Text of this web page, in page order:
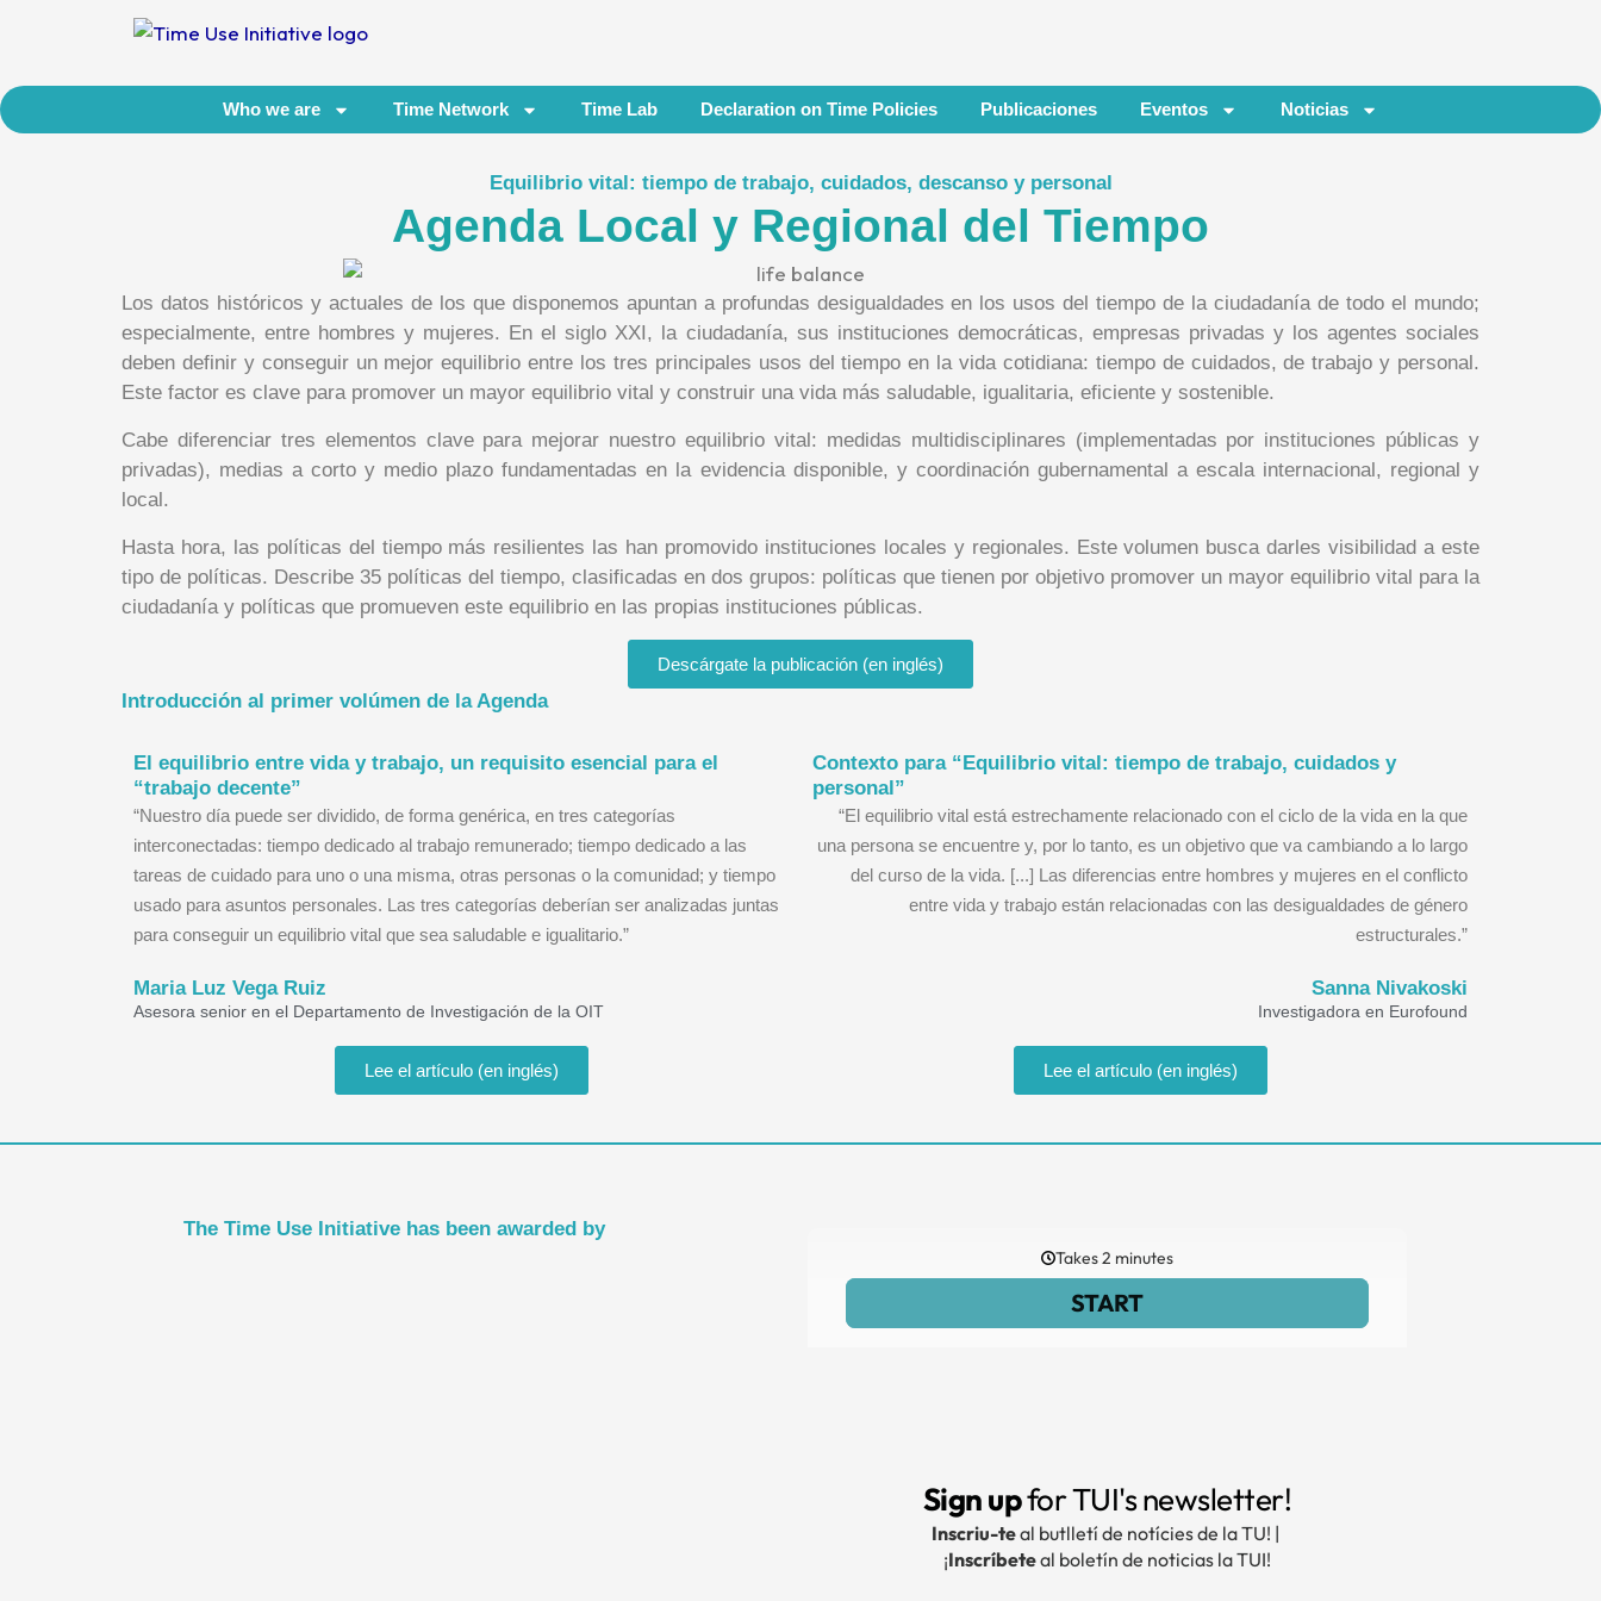
Who we are Time Network Time Lab Declaration on Time Policies Publicaciones Eventos Noticias
Equilibrio vital: tiempo de trabajo, cuidados, descanso y personal
Agenda Local y Regional del Tiempo
Los datos históricos y actuales de los que disponemos apuntan a profundas desigualdades en los usos del tiempo de la ciudadanía de todo el mundo;
especialmente, entre hombres y mujeres. En el siglo XXI, la ciudadanía, sus instituciones democráticas, empresas privadas y los agentes sociales
deben definir y conseguir un mejor equilibrio entre los tres principales usos del tiempo en la vida cotidiana: tiempo de cuidados, de trabajo y personal.
Este factor es clave para promover un mayor equilibrio vital y construir una vida más saludable, igualitaria, eficiente y sostenible.
Cabe diferenciar tres elementos clave para mejorar nuestro equilibrio vital: medidas multidisciplinares (implementadas por instituciones públicas y
privadas), medias a corto y medio plazo fundamentadas en la evidencia disponible, y coordinación gubernamental a escala internacional, regional y
local.
Hasta hora, las políticas del tiempo más resilientes las han promovido instituciones locales y regionales. Este volumen busca darles visibilidad a este
tipo de políticas. Describe 35 políticas del tiempo, clasificadas en dos grupos: políticas que tienen por objetivo promover un mayor equilibrio vital para la
ciudadanía y políticas que promueven este equilibrio en las propias instituciones públicas.
Descárgate la publicación (en inglés)
Introducción al primer volúmen de la Agenda
El equilibrio entre vida y trabajo, un requisito esencial para el
“trabajo decente”
“Nuestro día puede ser dividido, de forma genérica, en tres categorías
interconectadas: tiempo dedicado al trabajo remunerado; tiempo dedicado a las
tareas de cuidado para uno o una misma, otras personas o la comunidad; y tiempo
usado para asuntos personales. Las tres categorías deberían ser analizadas juntas
para conseguir un equilibrio vital que sea saludable e igualitario.”
Maria Luz Vega Ruiz
Asesora senior en el Departamento de Investigación de la OIT
Contexto para “Equilibrio vital: tiempo de trabajo, cuidados y
personal”
“El equilibrio vital está estrechamente relacionado con el ciclo de la vida en la que
una persona se encuentre y, por lo tanto, es un objetivo que va cambiando a lo largo
del curso de la vida. [...] Las diferencias entre hombres y mujeres en el conflicto
entre vida y trabajo están relacionadas con las desigualdades de género
estructurales.”
Sanna Nivakoski
Investigadora en Eurofound
Lee el artículo (en inglés) Lee el artículo (en inglés)
The Time Use Initiative has been awarded by